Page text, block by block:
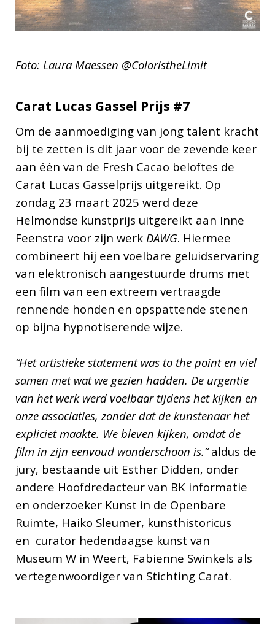
Foto: Laura Maessen @ColoristheLimit
Carat Lucas Gassel Prijs #7
Om de aanmoediging van jong talent kracht
bij te zetten is dit jaar voor de zevende keer
aan één van de Fresh Cacao beloftes de
Carat Lucas Gasselprijs uitgereikt. Op
zondag 23 maart 2025 werd deze
Helmondse kunstprijs uitgereikt aan Inne
Feenstra voor zijn werk DAWG. Hiermee
combineert hij een voelbare geluidservaring
van elektronisch aangestuurde drums met
een film van een extreem vertraagde
rennende honden en opspattende stenen
op bijna hypnotiserende wijze.
“Het artistieke statement was to the point en viel
samen met wat we gezien hadden. De urgentie
van het werk werd voelbaar tijdens het kijken en
onze associaties, zonder dat de kunstenaar het
expliciet maakte. We bleven kijken, omdat de
film in zijn eenvoud wonderschoon is.”aldus de
jury, bestaande uit Esther Didden, onder
andere Hoofdredacteur van BK informatie
en onderzoeker Kunst in de Openbare
Ruimte, Haiko Sleumer, kunsthistoricus
en curator hedendaagse kunst van
Museum W in Weert, Fabienne Swinkels als
vertegenwoordiger van Stichting Carat.